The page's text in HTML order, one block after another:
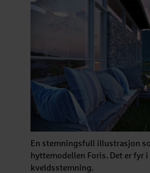
En stemningsfull illustrasjon
hyttemodellen Foris. Det er fyr
kveldsstemning.